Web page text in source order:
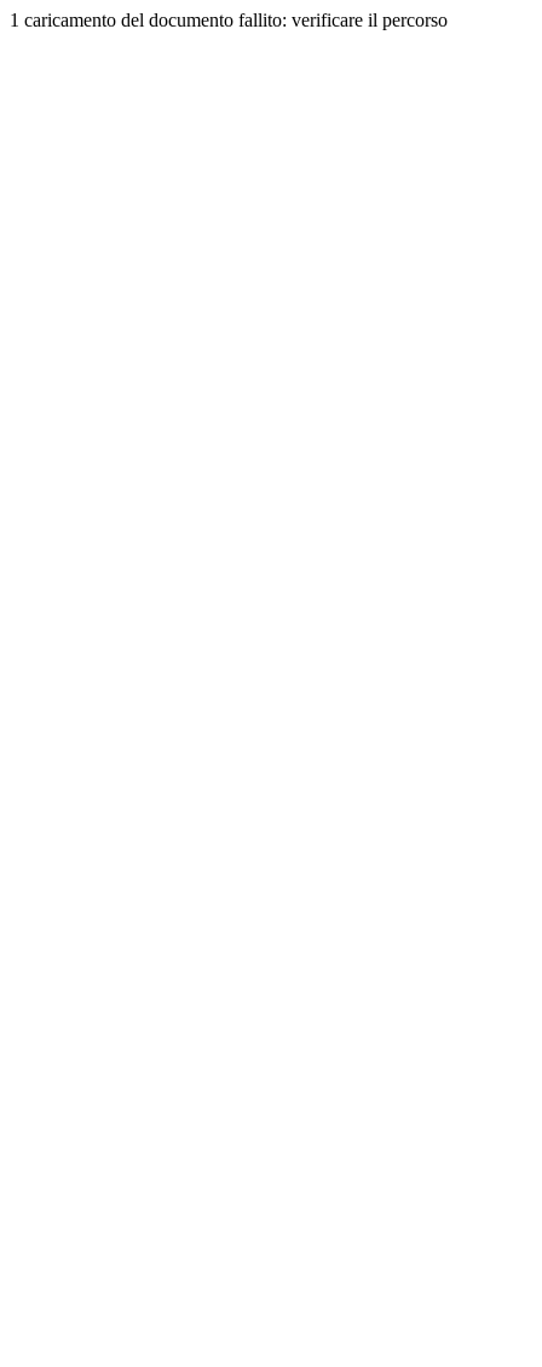
1 caricamento del documento fallito: verificare il percorso